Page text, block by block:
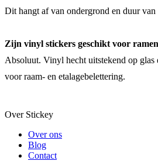
Dit hangt af van ondergrond en duur van
Zijn vinyl stickers geschikt voor
Absoluut. Vinyl hecht uitstekend op
voor raam- en etalagebelettering.
Over Stickey
Over ons
Blog
Contact